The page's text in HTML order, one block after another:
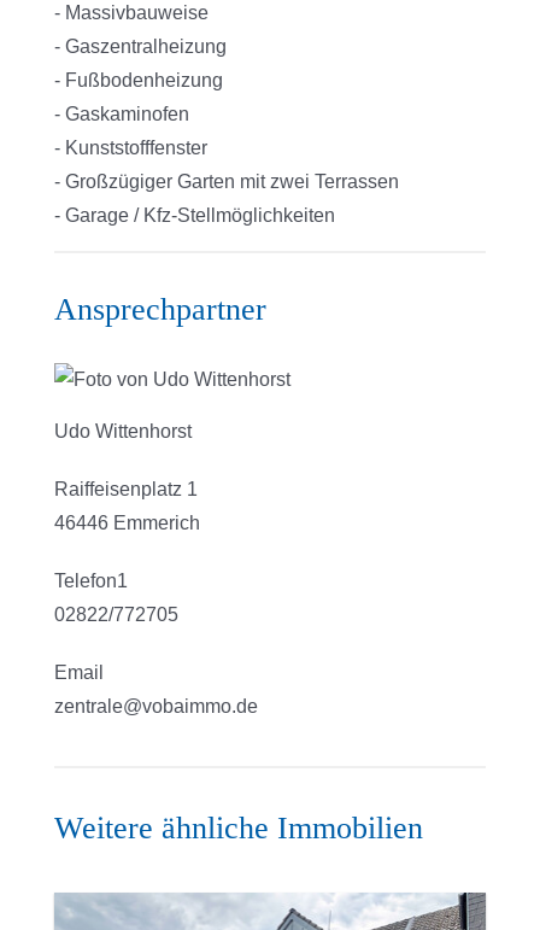
- Massivbauweise
- Gaszentralheizung
- Fußbodenheizung
- Gaskaminofen
- Kunststofffenster
- Großzügiger Garten mit zwei Terrassen
- Garage / Kfz-Stellmöglichkeiten
Ansprechpartner
Udo Wittenhorst
Raiffeisenplatz 1
46446 Emmerich
Telefon1
02822/772705
Email
zentrale@vobaimmo.de
Weitere ähnliche Immobilien